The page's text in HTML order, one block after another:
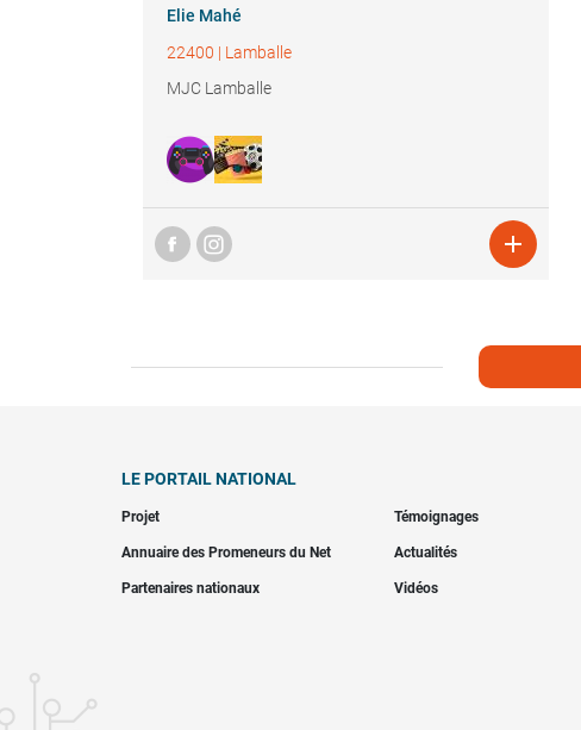
Elie Mahé
22400 | Lamballe
MJC Lamballe

LE PORTAIL NATIONAL
Projet Témoignages
Annuaire des Promeneurs du Net Actualités
Partenaires nationaux Vidéos